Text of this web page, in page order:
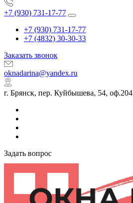
+7 (930) 731-17-77
+7 (930) 731-17-77
+7 (4832) 30-30-33
Заказать звонок
oknadarina@yandex.ru
г. Брянск, пер. Куйбышева, 54, оф.204
Задать вопрос